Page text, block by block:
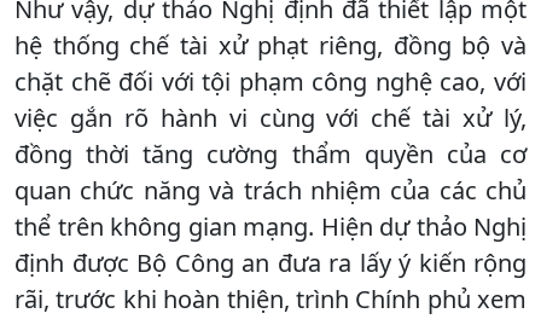
Như vậy, dự thảo Nghị định đã thiết lập một
hệ thống chế tài xử phạt riêng, đồng bộ và
chặt chẽ đối với tội phạm công nghệ cao, với
việc gắn rõ hành vi cùng với chế tài xử lý,
đồng thời tăng cường thẩm quyền của cơ
quan chức năng và trách nhiệm của các chủ
thể trên không gian mạng. Hiện dự thảo Nghị
định được Bộ Công an đưa ra lấy ý kiến rộng
rãi, trước khi hoàn thiện, trình Chính phủ xem